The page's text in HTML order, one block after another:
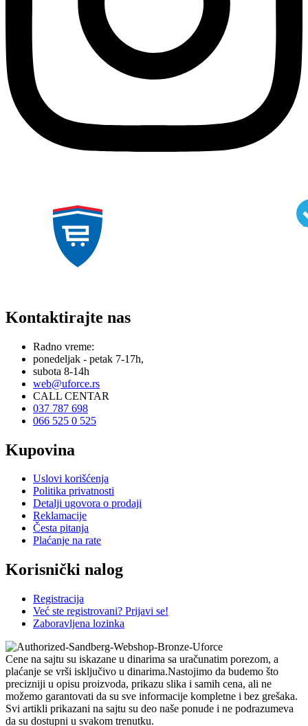
Kontaktirajte nas
Radno vreme:
ponedeljak - petak 7-17h,
subota 8-14h
web@uforce.rs
CALL CENTAR
037 787 698
066 525 0 525
Kupovina
Uslovi korišćenja
Politika privatnosti
Detalji ugovora o prodaji
Reklamacije
Česta pitanja
Plaćanje na rate
Korisnički nalog
Registracija
Već ste registrovani? Prijavi se!
Zaboravljena lozinka
Cene na sajtu su iskazane u dinarima sa uračunatim porezom, a
plaćanje se vrši isključivo u dinarima.Nastojimo da budemo što
precizniji u opisu proizvoda, prikazu slika i samih cena, ali ne
možemo garantovati da su sve informacije kompletne i bez grešaka.
Svi artikli prikazani na sajtu su deo naše ponude i ne podrazumeva
da su dostupni u svakom trenutku.